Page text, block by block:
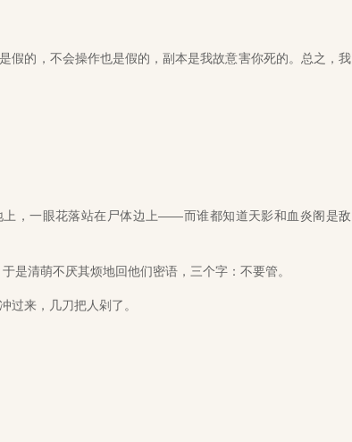
的，不会操作也是假的，副本是我故意害你死的。总之，我
，一眼花落站在尸体边上——而谁都知道天影和血炎阁是敌
清萌不厌其烦地回他们密语，三个字：不要管。
来，几刀把人剁了。